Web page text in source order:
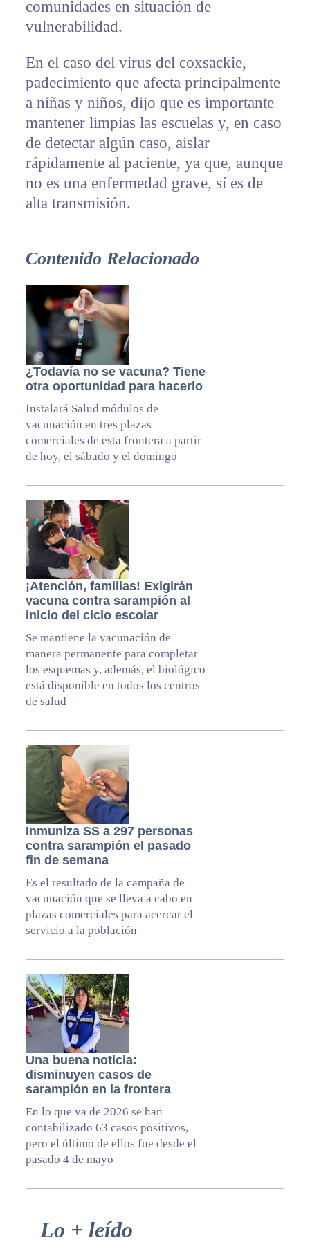
comunidades en situación de
vulnerabilidad.
En el caso del virus del coxsackie,
padecimiento que afecta principalmente
a niñas y niños, dijo que es importante
mantener limpias las escuelas y, en caso
de detectar algún caso, aislar
rápidamente al paciente, ya que, aunque
no es una enfermedad grave, sí es de
alta transmisión.
Contenido Relacionado
¿Todavía no se vacuna? Tiene
otra oportunidad para hacerlo
Instalará Salud módulos de
vacunación en tres plazas
comerciales de esta frontera a partir
de hoy, el sábado y el domingo
¡Atención, familias! Exigirán
vacuna contra sarampión al
inicio del ciclo escolar
Se mantiene la vacunación de
manera permanente para completar
los esquemas y, además, el biológico
está disponible en todos los centros
de salud
Inmuniza SS a 297 personas
contra sarampión el pasado
fin de semana
Es el resultado de la campaña de
vacunación que se lleva a cabo en
plazas comerciales para acercar el
servicio a la población
Una buena noticia:
disminuyen casos de
sarampión en la frontera
En lo que va de 2026 se han
contabilizado 63 casos positivos,
pero el último de ellos fue desde el
pasado 4 de mayo
Primary
Lo + leído